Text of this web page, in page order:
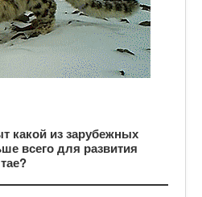
какой из зарубежных
всего для развития